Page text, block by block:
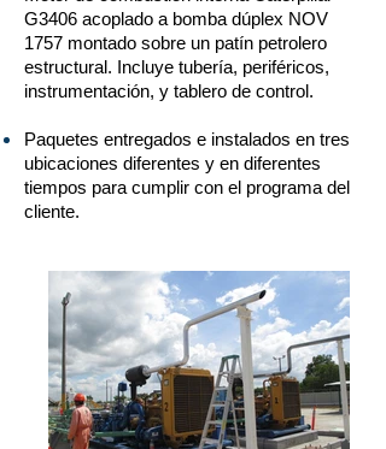
G3406 acoplado a bomba dúplex NOV
1757 montado sobre un patín petrolero
estructural. Incluye tubería, periféricos,
instrumentación, y tablero de control.
Paquetes entregados e instalados en tres
ubicaciones diferentes y en diferentes
tiempos para cumplir con el programa del
cliente.